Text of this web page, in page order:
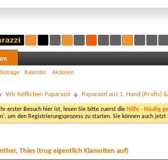
Kalender Aktionen
Wir höflichen Paparazzi Paparazzi aus 1. Hand (Profis)
erster Besuch hier ist, lesen Sie bitte zuerst die Hilfe - Häufig
um den Registrierungsprozess zu starten. Sie können auch
Thies (trug eigentlich Klamotten auf)